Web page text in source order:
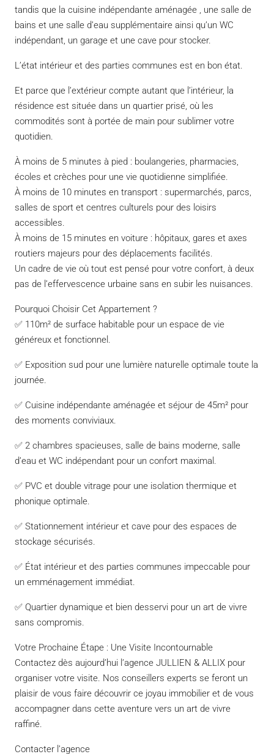
tandis que la cuisine indépendante aménagée , une salle de
bains et une salle d’eau supplémentaire ainsi qu’un WC
indépendant, un garage et une cave pour stocker.
L’état intérieur et des parties communes est en bon état.
Et parce que l’extérieur compte autant que l’intérieur, la
résidence est située dans un quartier prisé, où les
commodités sont à portée de main pour sublimer votre
quotidien.
À moins de 5 minutes à pied : boulangeries, pharmacies,
écoles et crèches pour une vie quotidienne simplifiée.
À moins de 10 minutes en transport : supermarchés, parcs,
salles de sport et centres culturels pour des loisirs
accessibles.
À moins de 15 minutes en voiture : hôpitaux, gares et axes
routiers majeurs pour des déplacements facilités.
Un cadre de vie où tout est pensé pour votre confort, à deux
pas de l’effervescence urbaine sans en subir les nuisances.
Pourquoi Choisir Cet Appartement ?
✅ 110m² de surface habitable pour un espace de vie
généreux et fonctionnel.
✅ Exposition sud pour une lumière naturelle optimale toute la
journée.
✅ Cuisine indépendante aménagée et séjour de 45m² pour
des moments conviviaux.
✅ 2 chambres spacieuses, salle de bains moderne, salle
d’eau et WC indépendant pour un confort maximal.
✅ PVC et double vitrage pour une isolation thermique et
phonique optimale.
✅ Stationnement intérieur et cave pour des espaces de
stockage sécurisés.
✅ État intérieur et des parties communes impeccable pour
un emménagement immédiat.
✅ Quartier dynamique et bien desservi pour un art de vivre
sans compromis.
Votre Prochaine Étape : Une Visite Incontournable
Contactez dès aujourd’hui l’agence JULLIEN & ALLIX pour
organiser votre visite. Nos conseillers experts se feront un
plaisir de vous faire découvrir ce joyau immobilier et de vous
accompagner dans cette aventure vers un art de vivre
raffiné.
Contacter l’agence